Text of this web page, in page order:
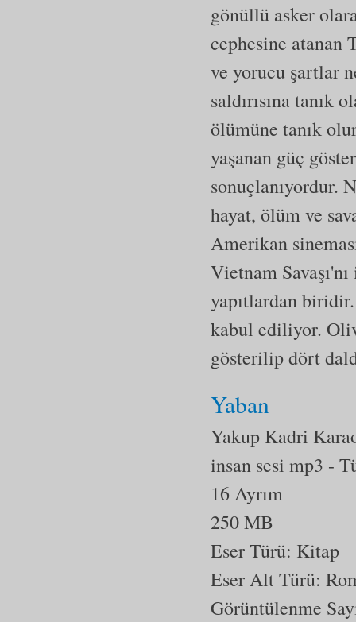
gönüllü asker
cephesine atanan
ve yorucu şartlar
saldırısına tanık
ölümüne tanık
yaşanan güç
sonuçlanıyordur.
hayat, ölüm ve
Amerikan
Vietnam
yapıtlardan
kabul ediliyor.
gösterilip dört
Yaban
Yakup Kadri
insan sesi mp3 -
16 Ayrım
250 MB
Eser Türü: Kitap
Eser Alt Türü:
Görüntülenme